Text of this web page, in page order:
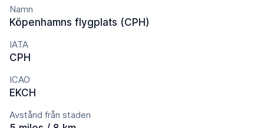
Namn
Köpenhamns flygplats (CPH)
IATA
CPH
ICAO
EKCH
Avstånd från staden